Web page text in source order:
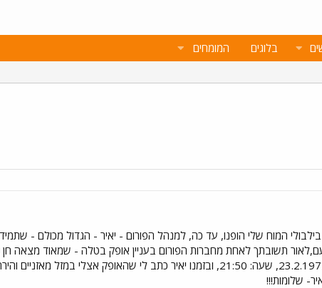
בלוגים המומחים
המוח שלי הופנו, עד כה, למנהל הפורום - יאיר - הגדול מכולם -
תשובתך לאחת מחברות הפורום בעניין אופק בטלה - שמאוד מצאה
שאלה: אני ילידת ירושלים, 23.2.1972, שעה: 21:50, ובזמנו יאיר כתב לי
שלומות!!!